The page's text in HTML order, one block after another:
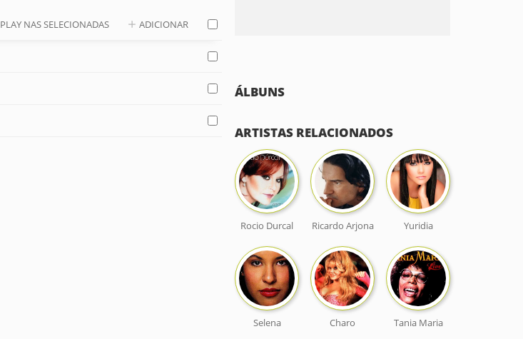
PLAY NAS SELECIONADAS ADICIONAR
ÁLBUNS
ARTISTAS RELACIONADOS
Rocio Durcal Ricardo Arjona Yuridia
Selena Charo Tania Maria